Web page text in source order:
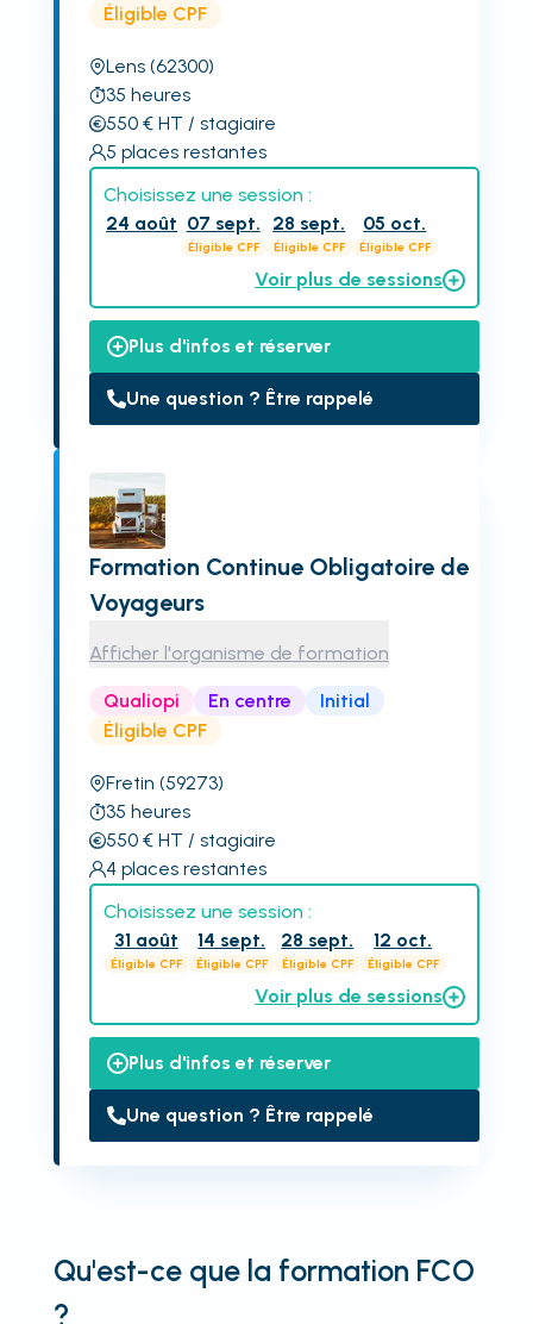
Éligible CPF
Lens (62300)
35 heures
550€ HT / stagiaire
5 places restantes
Choisissez une session :
24 août 07 sept.
Éligible CPF
28 sept.
Éligible CPF
05 oct.
Éligible CPF
Voir plus de sessions
Plus d'infos et réserver
Une question ? Être rappelé
Formation Continue Obligatoire de
Voyageurs
Afficher l'organisme de formation
Qualiopi En centre
Initial
Éligible CPF
Fretin (59273)
35 heures
550€ HT / stagiaire
4 places restantes
Choisissez une session :
31 août
Éligible CPF
14 sept.
Éligible CPF
28 sept.
Éligible CPF
12 oct.
Éligible CPF
Voir plus de sessions
Plus d'infos et réserver
Une question ? Être rappelé
Qu'est-ce que la formation FCO
?